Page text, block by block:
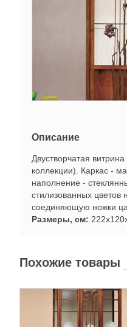
Описание
Двустворчатая
коллекции). Каркас -
наполнение -
стилизованных цветов
соединяющую ножки
Размеры, см:
Похожие товары